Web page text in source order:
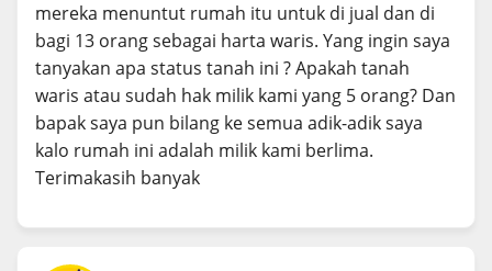
mereka menuntut rumah itu untuk di jual dan di
bagi 13 orang sebagai harta waris. Yang ingin saya
tanyakan apa status tanah ini ? Apakah tanah
waris atau sudah hak milik kami yang 5 orang? Dan
bapak saya pun bilang ke semua adik-adik saya
kalo rumah ini adalah milik kami berlima.
Terimakasih banyak